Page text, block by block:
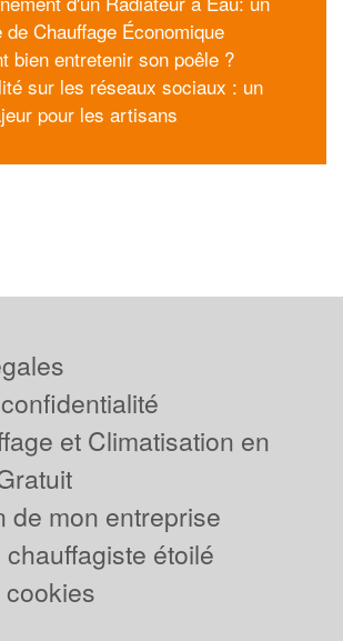
de Chauffage Économique
bien entretenir son poêle ?
sur les réseaux sociaux : un
pour les artisans
et Climatisation en
de mon entreprise
étoilé